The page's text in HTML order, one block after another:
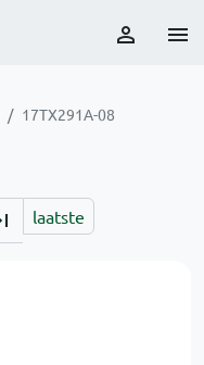
17TX291A-08
laatste